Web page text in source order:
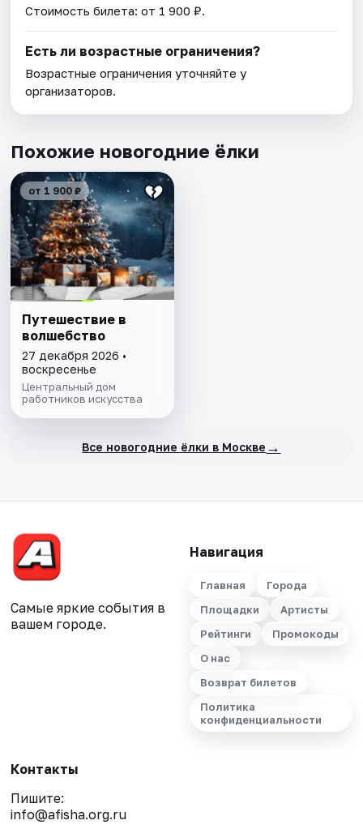
Стоимость билета: от 1 900 ₽.
Есть ли возрастные ограничения?
Возрастные ограничения уточняйте у
организаторов.
Похожие новогодние ёлки
от 1 900 ₽
Путешествие в
волшебство
27 декабря 2026 •
воскресенье
Центральный дом
работников искусства
Все новогодние ёлки в Москве →
Самые яркие события в
вашем городе.
Навигация
Главная
Города
Площадки
Артисты
Рейтинги
Промокоды
О нас
Возврат билетов
Политика
конфиденциальности
Контакты
Пишите:
info@afisha.org.ru